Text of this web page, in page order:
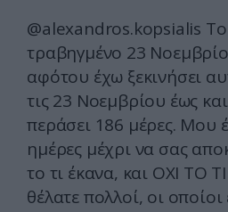
@alexandros.kopsialis Το
τραβηγμένο 23
αφότου έχω ξεκινήσει
τις 23 Νοεμβρίου έως
περάσει 186 μέρες. Μου
ημέρες μέχρι να σας
το τι έκανα, και ΟΧΙ ΤΟ
θέλατε πολλοί, οι